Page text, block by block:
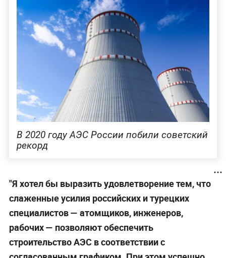
В 2020 году АЭС России побили советский
рекорд
"Я хотел бы выразить удовлетворение тем, что
слаженные усилия российских и турецких
специалистов — атомщиков, инженеров,
рабочих — позволяют обеспечить
строительство АЭС в соответствии с